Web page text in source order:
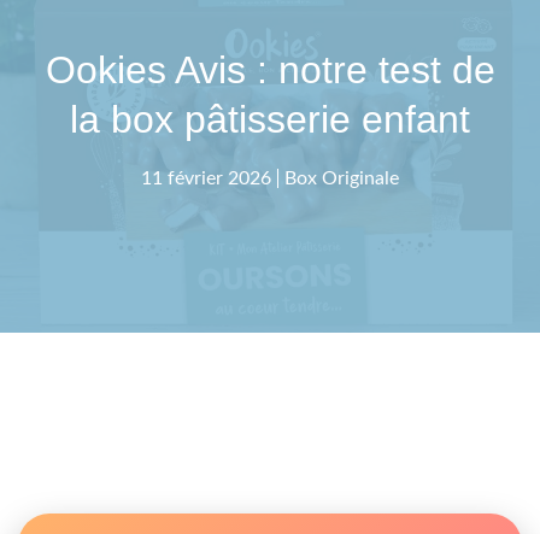
Ookies Avis : notre test de
la box pâtisserie enfant
11 février 2026 Box Originale